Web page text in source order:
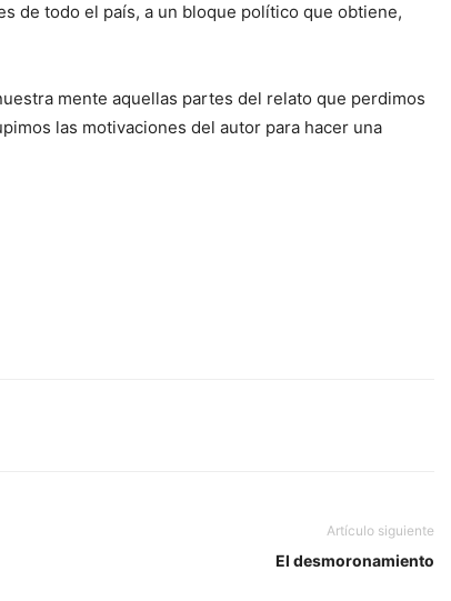
de todo el país, a un bloque político que obtiene,
mente aquellas partes del relato que perdimos
las motivaciones del autor para hacer una
Artículo siguiente
El desmoronamiento